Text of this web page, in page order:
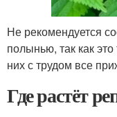
Не рекомендуется
полынью, так как
них с трудом все
Где растёт